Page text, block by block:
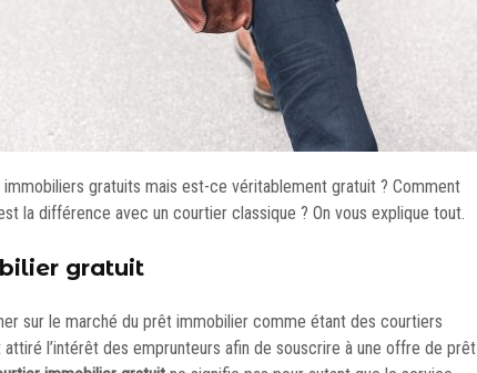
gratuits mais est-ce véritablement gratuit ? Comment
la différence avec un courtier classique ? On vous explique tout.
gratuit
sur le marché du prêt immobilier comme étant des courtiers
l’intérêt des emprunteurs afin de souscrire à une offre de prêt